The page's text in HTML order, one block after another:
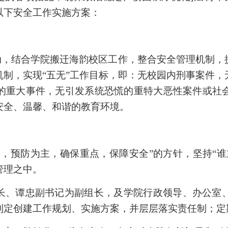
安全工作实施方案：
结合学院搬迁海韵校区工作，整合安全管理机制
，实现“五无”工作目标，即：无校园内刑事案件
大事件，无引发系统恐慌的重特大恶性案件或
、温馨、和谐的教育环境。
预防为主，确保重点，保障安全”的方针，坚持“
之中。
谭忠副书记为副组长，及学院行政领导、办公室
创建工作规划、实施方案，并层层落实责任制；